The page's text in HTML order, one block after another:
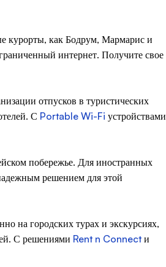
курорты, как Бодрум, Мармарис и
интернет. Получите свое
отпусков в туристических
С Portable Wi-Fi устройствами
побережье. Для иностранных
решением для этой
на городских турах и экскурсиях,
С решениями Rent n Connect и